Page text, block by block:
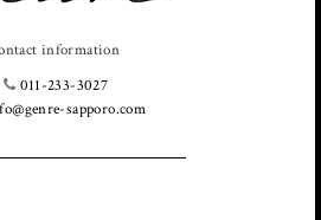
information
011-233-3027
sapporo.com